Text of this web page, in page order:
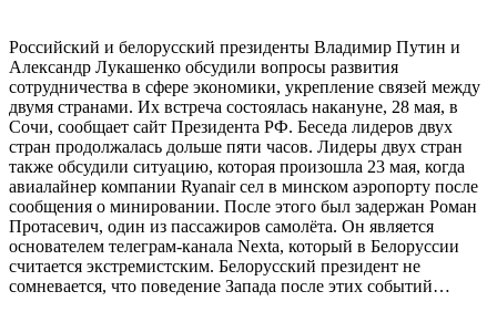
Российский и белорусский президенты Владимир Путин и
Александр Лукашенко обсудили вопросы развития
сотрудничества в сфере экономики, укрепление связей между
двумя странами. Их встреча состоялась накануне, 28 мая, в
Сочи, сообщает сайт Президента РФ. Беседа лидеров двух
стран продолжалась дольше пяти часов. Лидеры двух стран
также обсудили ситуацию, которая произошла 23 мая, когда
авиалайнер компании Ryanair сел в минском аэропорту после
сообщения о минировании. После этого был задержан Роман
Протасевич, один из пассажиров самолёта. Он является
основателем телеграм-канала Nexta, который в Белоруссии
считается экстремистским. Белорусский президент не
сомневается, что поведение Запада после этих событий…